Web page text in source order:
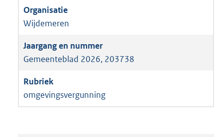
Wijdemeren
Gemeenteblad 2026, 203738
omgevingsvergunning